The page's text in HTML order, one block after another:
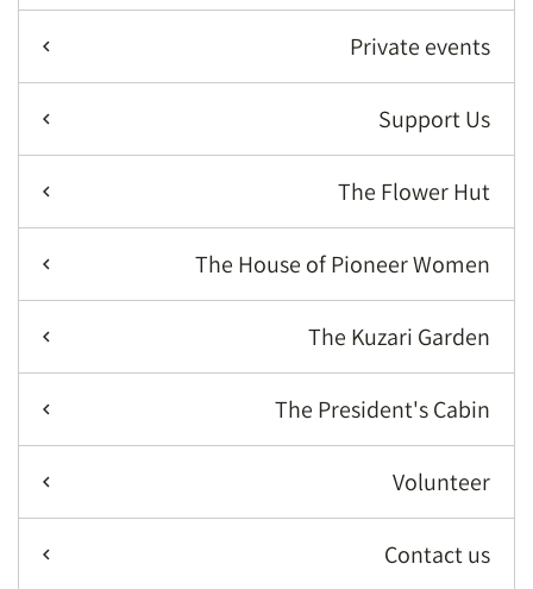
Private events
Support Us
The Flower Hut
The House of Pioneer Women
The Kuzari Garden
The President's Cabin
Volunteer
Contact us